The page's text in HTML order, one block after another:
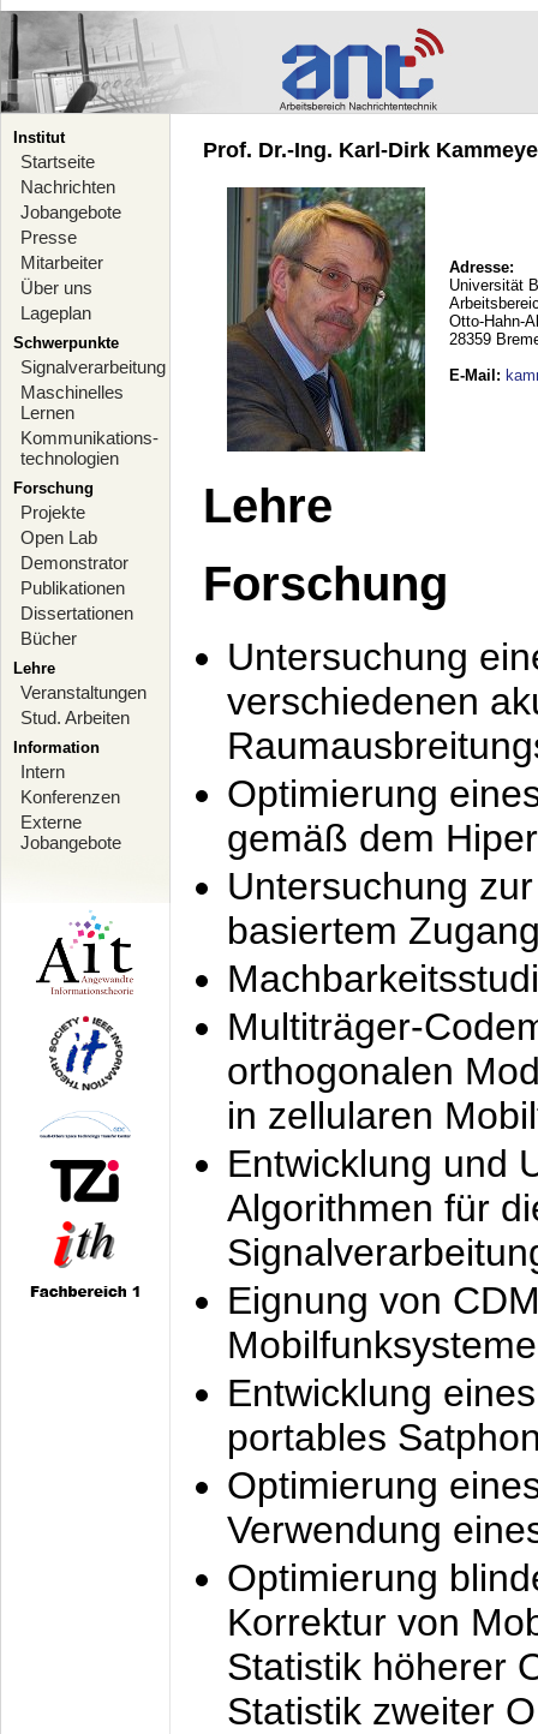
Institut
Startseite
Nachrichten
Jobangebote
Presse
Mitarbeiter
Über uns
Lageplan
Schwerpunkte
Signalverarbeitung
Maschinelles
Lernen
Kommunikations-
technologien
Forschung
Projekte
Open Lab
Demonstrator
Publikationen
Dissertationen
Bücher
Lehre
Veranstaltungen
Stud. Arbeiten
Information
Intern
Konferenzen
Externe
Jobangebote
Prof. Dr.-Ing. Karl-Dirk
Adresse:
Universität
Otto-Hahn-
28359
E-Mail :
Lehre
Forschung
Untersuchung
verschiedenen
Optimierung
gemäß dem
Untersuchung
basiertem
Multiträger-
orthogonalen
in zellularen
Entwicklung und
Algorithmen für
Eignung von
Mobilfunksysteme
Entwicklung
portables
Optimierung
Verwendung
Optimierung
Korrektur von
Statistik höherer
Statistik zweiter